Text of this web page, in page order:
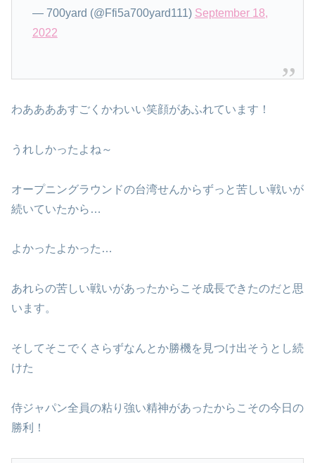
— 700yard (@Ffi5a700yard111) September 18,
2022
わああああすごくかわいい笑顔があふれています！
うれしかったよね～
オープニングラウンドの台湾せんからずっと苦しい戦いが
続いていたから…
よかったよかった…
あれらの苦しい戦いがあったからこそ成長できたのだと思
います。
そしてそこでくさらずなんとか勝機を見つけ出そうとし続
けた
侍ジャパン全員の粘り強い精神があったからこその今日の
勝利！